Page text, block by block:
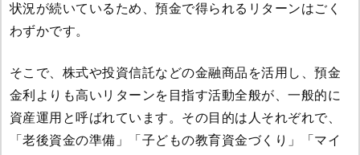
状況が続いているため、預金で得られるリターンはごく
わずかです。
そこで、株式や投資信託などの金融商品を活用し、預金
金利よりも高いリターンを目指す活動全般が、一般的に
資産運用と呼ばれています。その目的は人それぞれで、
「老後資金の準備」「子どもの教育資金づくり」「マイ